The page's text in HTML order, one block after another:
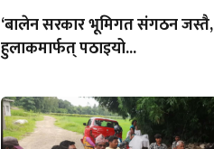
‘बालेन सरकार भूमिगत संगठन जस्तै,
हुलाकमार्फत् पठाइयो...